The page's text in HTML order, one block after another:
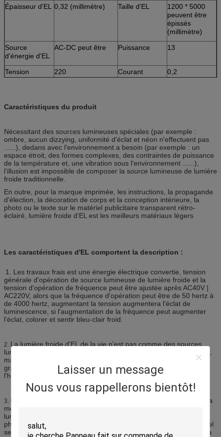
Laisser un message
Nous vous rappellerons bientôt!
Épaisseur d'EL 0,32 (millimètre) Taille d'EL
1200 * 5000
peuvent être
épissés
(millimètre)
Source
d'énergie d'EL
AC-DC peut être Puissance 13
Tension 220
Courant
d'entrée
0,2
Caractéristiques du produit
Nécessitant des sources lumineuses spéciales (par exemple :
ombre, aucun dizzying, uniformité d'éclat et néon n'effectuent pas
......), dedans avec l'environnement a besoin (par exemple : un
espace étroit, des formes complexes, des contraintes de puissance
de la température et, une vibration sous l'environnement ......),
l'illusion est impossible de composer la source lumineuse de lumière
froide traditionnelle.
En outre, pour la marque imprimée, les instructions, la propagande
d'élection, la décoration de corps et la conception intérieure, la
photo ou le texte sur le matériel publicitaire transparent rétro-
éclairé, lumière froide d'EL est les meilleurs matériaux légers
Les caractéristiques d'EL comportent la description :
1. Les travaux frais est une énergie électrique convertie, tension
générale d'opération de source lumineuse de lumière froide et la
tension d'opération de fréquence peut être ajustée après AC40V |
AC220V, alors que la fréquence d'opération peut être de 50 hertz à
de 4000 hertz, augmentant la tension augmentera l'éclat de
luminescence, si l'augmentation de la fréquence peut augmenter
l'éclat, colorer et sentir bleu-clair froid.
2. La lumière froide d'EL de la vie n'est pas comme des sources
lumineuses traditionnelles ont la cession soudaine du phénomène,
mais après une longue période d'utilisation, l'éclat froid
graduellement décroissant, tension, fréquence, la température,
l'humidité, lumière froide de la vie sont facteur clé affecté
3. L'éclat luminescent de l'éclat luminescent peut être obtenu par la
mesure photométrique, la luminance de la source lumineuse
luminescente est habituellement exprimée en unités de calcul
photométrique, mais l'oeil humain est moins facile de réaliser un tel
sensibilité, sens visuel et généralement photomètre le niveau de la